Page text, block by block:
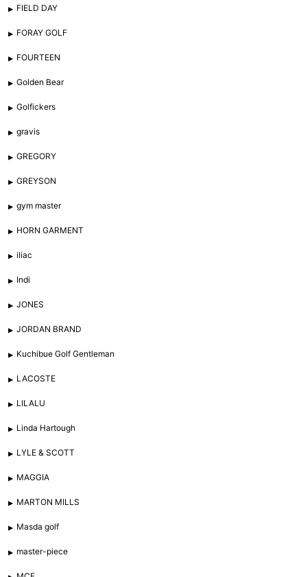
FIELD DAY
FORAY GOLF
FOURTEEN
Golden Bear
Golfickers
gravis
GREGORY
GREYSON
gym master
HORN GARMENT
iliac
Indi
JONES
JORDAN BRAND
Kuchibue Golf Gentleman
LACOSTE
LILALU
Linda Hartough
LYLE & SCOTT
MAGGIA
MARTON MILLS
Masda golf
master-piece